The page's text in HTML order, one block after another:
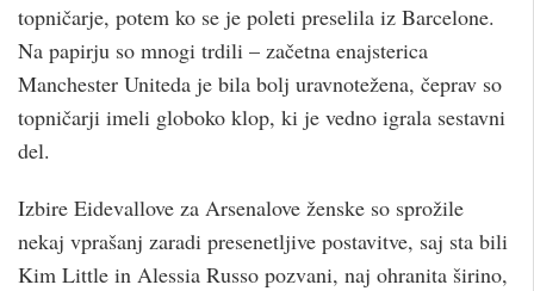
topničarje, potem ko se je poleti preselila iz Barcelone.
Na papirju so mnogi trdili – začetna enajsterica
Manchester Uniteda je bila bolj uravnotežena, čeprav so
topničarji imeli globoko klop, ki je vedno igrala sestavni
del.
Izbire Eidevallove za Arsenalove ženske so sprožile
nekaj vprašanj zaradi presenetljive postavitve, saj sta bili
Kim Little in Alessia Russo pozvani, naj ohranita širino,